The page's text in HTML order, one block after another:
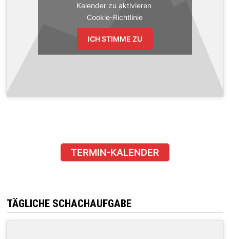
Kalender zu aktivieren
Cookie-Richtlinie
ICH STIMME ZU
TERMIN-KALENDER
TÄGLICHE SCHACHAUFGABE